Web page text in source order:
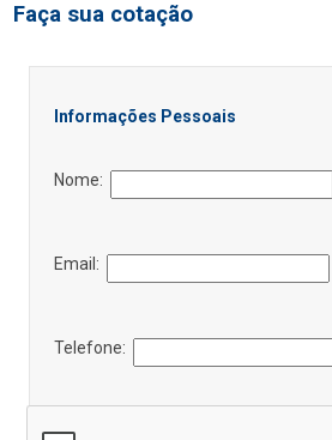
Faça sua cotação
Informações Pessoais
Nome:
Email:
Telefone: